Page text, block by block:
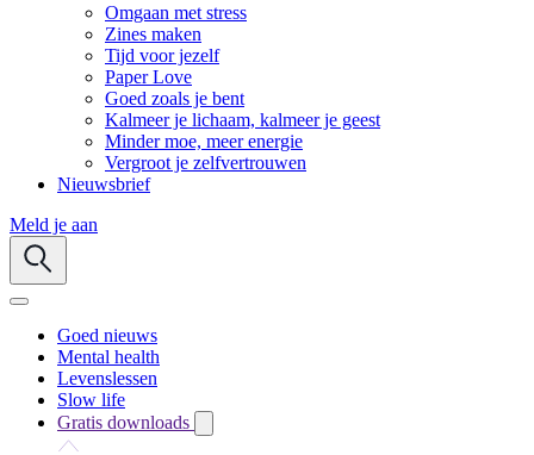
Omgaan met stress
Zines maken
Tijd voor jezelf
Paper Love
Goed zoals je bent
Kalmeer je lichaam, kalmeer je geest
Minder moe, meer energie
Vergroot je zelfvertrouwen
Nieuwsbrief
Meld je aan
Goed nieuws
Mental health
Levenslessen
Slow life
Gratis downloads